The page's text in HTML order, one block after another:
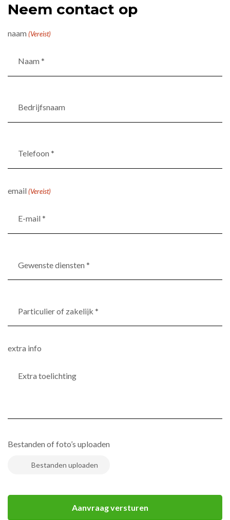
Neem contact op
naam (Vereist)
(Vereist)
email (Vereist)
diensten
*
zakelijk
(Vereist)
extra info
Bestanden of foto’s uploaden